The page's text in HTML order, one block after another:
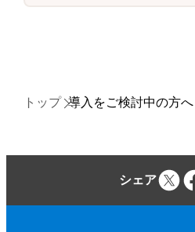
トップ 導入をご検討中の方へ
シェア